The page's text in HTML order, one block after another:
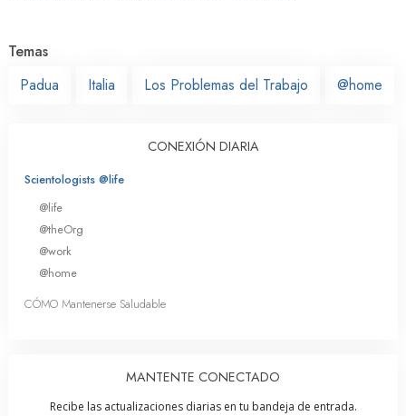
Temas
Padua
Italia Los Problemas del Trabajo @home
CONEXIÓN DIARIA
Scientologists @life
@life
@theOrg
@work
@home
CÓMO Mantenerse Saludable
MANTENTE CONECTADO
Recibe las actualizaciones diarias en tu bandeja de entrada.